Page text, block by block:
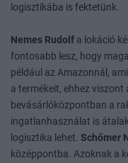
logisztikába is fektetünk.
Nemes Rudolf a lokáció
fontosabb lesz, hogy
például az Amazonnál,
a termékeit, ehhez
bevásárlóközpontban a
ingatlanhasználat is
logisztika lehet. Schőmer
középpontba. Azoknak a